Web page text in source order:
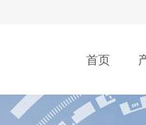
首页